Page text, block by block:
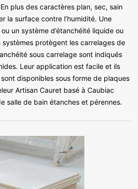
plus des caractères plan, sec, sain
la surface contre l’humidité. Une
un système d’étanchéité liquide ou
systèmes protègent les carrelages de
sous carrelage sont indiqués
Leur application est facile et ils
disponibles sous forme de plaques
Artisan Cauret basé à Caubiac
salle de bain étanches et pérennes.